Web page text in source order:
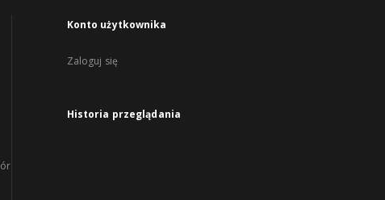
Konto użytkownika
Zaloguj się
Historia przeglądania